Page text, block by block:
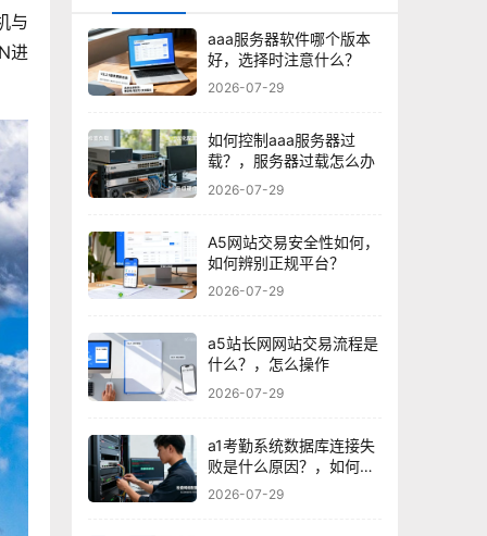
与
进
aaa服务器软件哪个版本
好，选择时注意什么？
2026-07-29
如何控制aaa服务器过
载？，服务器过载怎么办
2026-07-29
A5网站交易安全性如何，
如何辨别正规平台？
2026-07-29
a5站长网网站交易流程是
什么？，怎么操作
2026-07-29
a1考勤系统数据库连接失
败是什么原因？，如何解
决？
2026-07-29